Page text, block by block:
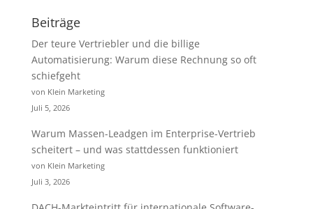
Beiträge
Der teure Vertriebler und die billige
Automatisierung: Warum diese Rechnung so oft
schiefgeht
von Klein Marketing
Juli 5, 2026
Warum Massen-Leadgen im Enterprise-Vertrieb
scheitert – und was stattdessen funktioniert
von Klein Marketing
Juli 3, 2026